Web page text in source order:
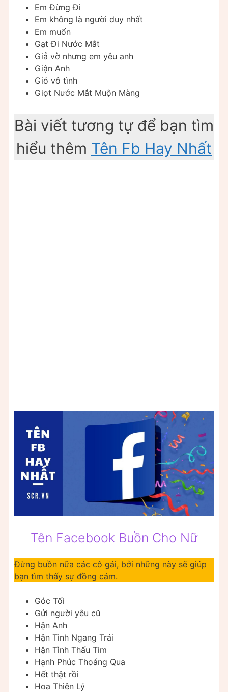
Em Đừng Đi
Em không là người duy nhất
Em muốn
Gạt Đi Nước Mắt
Giả vờ nhưng em yêu anh
Giận Anh
Gió vô tình
Giọt Nước Mắt Muộn Màng
Bài viết tương tự để bạn tìm
hiểu thêm Tên Fb Hay Nhất
Tên Facebook Buồn Cho Nữ
Đừng buồn nữa các cô gái, bởi những này sẽ giúp
bạn tìm thấy sự đồng cảm.
Góc Tối
Gửi người yêu cũ
Hận Anh
Hận Tình Ngang Trái
Hận Tình Thấu Tim
Hạnh Phúc Thoáng Qua
Hết thật rồi
Hoa Thiên Lý